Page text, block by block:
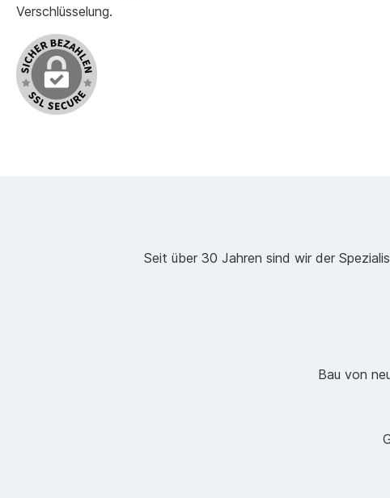
Verschlüsselung.
Seit über 30 Jahren sind wir der
Bau von